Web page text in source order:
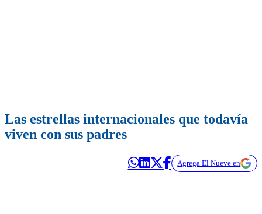
Las estrellas internacionales que todavía
viven con sus padres
Agrega El Nueve en